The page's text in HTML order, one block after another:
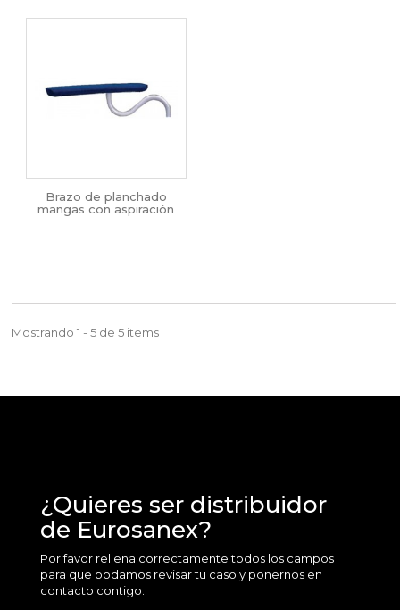
Brazo de planchado
mangas con aspiración
Mostrando 1 - 5 de 5 items
¿Quieres ser distribuidor
de Eurosanex?
Por favor rellena correctamente todos los campos
para que podamos revisar tu caso y ponernos en
contacto contigo.